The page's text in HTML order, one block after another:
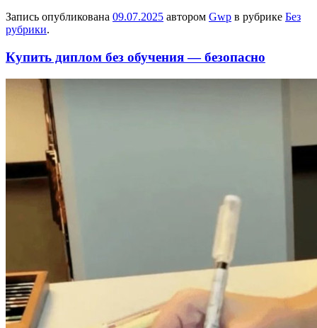
Запись опубликована 09.07.2025 автором Gwp в рубрике Без
рубрики.
Купить диплом без обучения — безопасно